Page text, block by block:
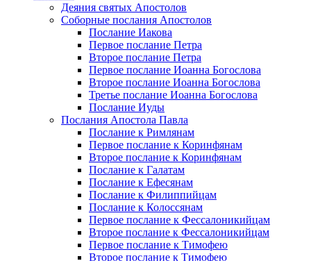
Деяния святых Апостолов
Соборные послания Апостолов
Послание Иакова
Первое послание Петра
Второе послание Петра
Первое послание Иоанна Богослова
Второе послание Иоанна Богослова
Третье послание Иоанна Богослова
Послание Иуды
Послания Апостола Павла
Послание к Римлянам
Первое послание к Коринфянам
Второе послание к Коринфянам
Послание к Галатам
Послание к Ефесянам
Послание к Филиппийцам
Послание к Колоссянам
Первое послание к Фессалоникийцам
Второе послание к Фессалоникийцам
Первое послание к Тимофею
Второе послание к Тимофею